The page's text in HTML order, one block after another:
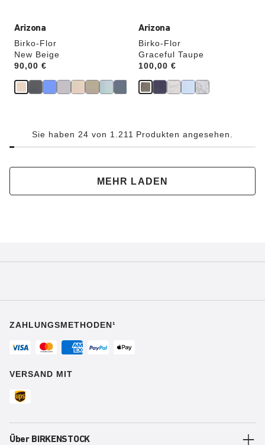
Arizona
Birko-Flor
New Beige
Price:
90,00 €
Arizona
Birko-Flor
Graceful Taupe
Price:
100,00 €
Sie haben 24 von 1.211 Produkten angesehen.
MEHR LADEN
ZAHLUNGSMETHODEN¹
VERSAND MIT
Über BIRKENSTOCK